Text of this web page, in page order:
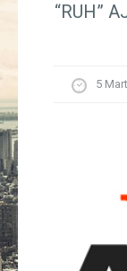
“RUH”
5